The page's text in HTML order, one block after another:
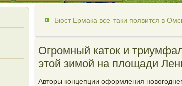
Бюст Ермака все-таки появится в
Огромный каток и
этой зимой на площади
Авторы концепции оформления